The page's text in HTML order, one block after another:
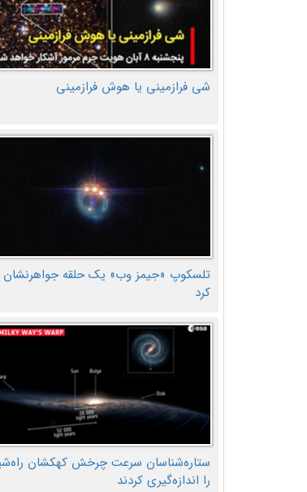
شی فرازمینی یا هوش فرازمینی
تلسکوپ «جیمز وب» یک حلقه جواهرنشان
کرد
ستاره‌شناسان سرعت چرخش کهکشان
را اندازه‌گیری کردند